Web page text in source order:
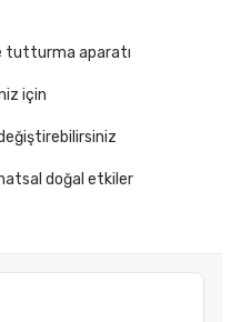
tutturma aparatı
için
doğal etkiler